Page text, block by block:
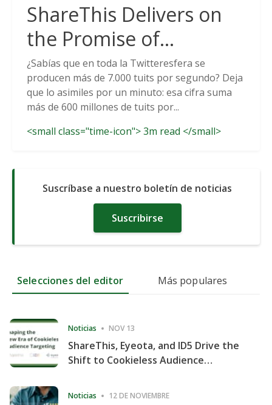
ShareThis Delivers on
the Promise of
Cookieless Data
Solutions
¿Sabías que en toda la Twitteresfera se
producen más de 7.000 tuits por segundo? Deja
que lo asimiles por un minuto: esa cifra suma
más de 600 millones de tuits por...
<small class="time-icon"> 3m read </small>
Suscríbase a nuestro boletín de noticias
Suscribirse
Selecciones del editor Más populares
Noticias NOV 13
ShareThis, Eyeota, and ID5 Drive the
Shift to Cookieless Audience
Noticias 12 DE NOVIEMBRE